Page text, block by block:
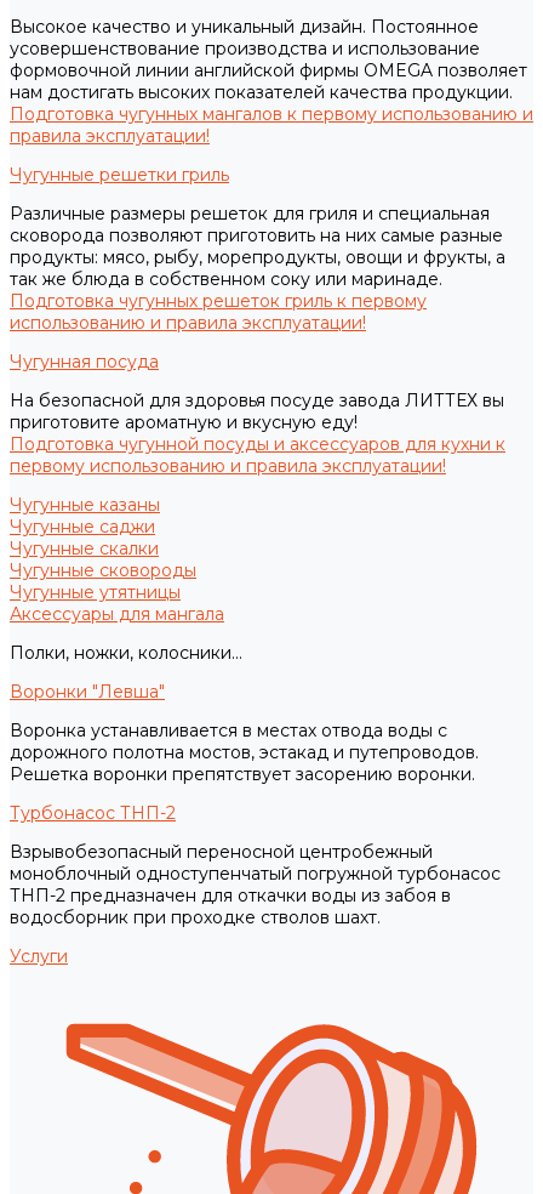
Высокое качество и уникальный дизайн. Постоянное
усовершенствование производства и использование
формовочной линии английской фирмы OMEGA позволяет
нам достигать высоких показателей качества продукции.
Подготовка чугунных мангалов к первому использованию и
правила эксплуатации!
Чугунные решетки гриль
Различные размеры решеток для гриля и специальная
сковорода позволяют приготовить на них самые разные
продукты: мясо, рыбу, морепродукты, овощи и фрукты, а
так же блюда в собственном соку или маринаде.
Подготовка чугунных решеток гриль к первому
использованию и правила эксплуатации!
Чугунная посуда
На безопасной для здоровья посуде завода ЛИТТЕХ вы
приготовите ароматную и вкусную еду!
Подготовка чугунной посуды и аксессуаров для кухни к
первому использованию и правила эксплуатации!
Чугунные казаны
Чугунные саджи
Чугунные скалки
Чугунные сковороды
Чугунные утятницы
Аксессуары для мангала
Полки, ножки, колосники...
Воронки "Левша"
Воронка устанавливается в местах отвода воды с
дорожного полотна мостов, эстакад и путепроводов.
Решетка воронки препятствует засорению воронки.
Турбонасос ТНП-2
Взрывобезопасный переносной центробежный
моноблочный одноступенчатый погружной турбонасос
ТНП-2 предназначен для откачки воды из забоя в
водосборник при проходке стволов шахт.
Услуги